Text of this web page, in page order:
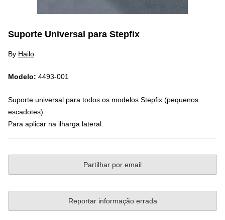
Suporte Universal para Stepfix
By Hailo
Modelo: 4493-001
Suporte universal para todos os modelos Stepfix (pequenos
escadotes).
Para aplicar na ilharga lateral.
Partilhar por email
Reportar informação errada